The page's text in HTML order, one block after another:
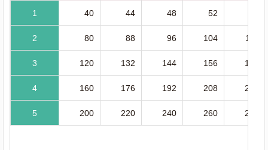
1 40 44 48 52
2 80 88 96 104 112
3 120 132 144 156 168
4 160 176 192 208 224
5 200 220 240 260 280